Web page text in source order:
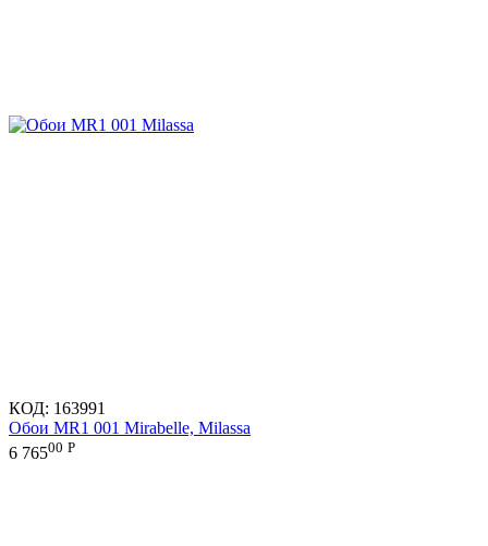
КОД: 163991
Обои MR1 001 Mirabelle, Milassa
6 76500 Р